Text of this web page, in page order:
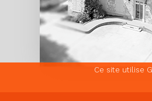
Ce site utilise